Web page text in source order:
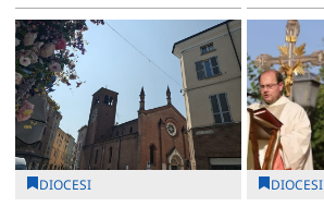
DIOCESI DIOCESI